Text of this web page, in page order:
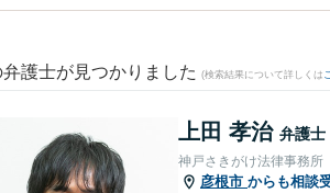
弁護士が見つかりました (検索結果について詳しくは
上田 孝治 弁護士
神戸さきがけ法律事務所
彦根市 からも相談